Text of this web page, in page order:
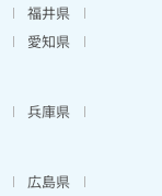
福井県
愛知県
兵庫県
広島県